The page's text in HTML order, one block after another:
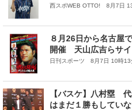
の「ハチの日」に新シ
西スポWEB OTTO! 8月7日
８月26日から名古屋
開催 天山広吉らサイ
日刊スポーツ 8月7日 10時13
【バスケ】八村塁
はまだ１勝もしてい